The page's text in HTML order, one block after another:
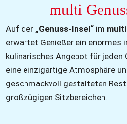
multi
Auf der „Genuss-Insel“ im
erwartet Genießer ein enormes
kulinarisches Angebot für jeden
eine einzigartige Atmosphäre
geschmackvoll gestalteten
großzügigen Sitzbereichen.